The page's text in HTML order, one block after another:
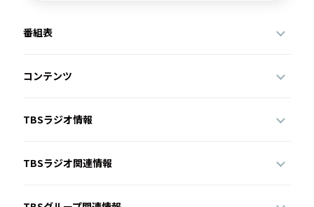
番組表
コンテンツ
TBSラジオ情報
TBSラジオ関連情報